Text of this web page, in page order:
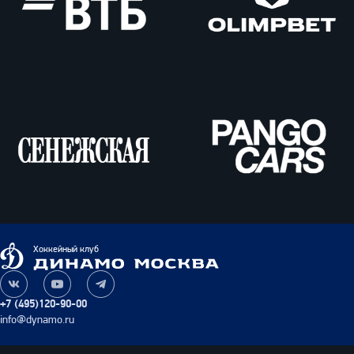
Cars
Динамо
Москва
Хоккейный клуб
+7 (495)120-90-00
info@dynamo.ru
Наша
группа
ВКонтакте
Наш
канал
на
Наш
канал